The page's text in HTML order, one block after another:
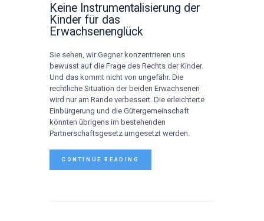
Keine Instrumentalisierung der
Kinder für das
Erwachsenenglück
Sie sehen, wir Gegner konzentrieren uns
bewusst auf die Frage des Rechts der Kinder.
Und das kommt nicht von ungefähr. Die
rechtliche Situation der beiden Erwachsenen
wird nur am Rande verbessert. Die erleichterte
Einbürgerung und die Gütergemeinschaft
könnten übrigens im bestehenden
Partnerschaftsgesetz umgesetzt werden.
CONTINUE READING